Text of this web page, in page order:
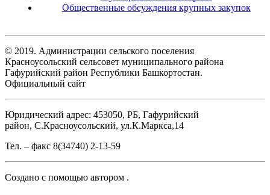
Общественные обсуждения крупных закупок
© 2019. Администрации сельского поселения
Красноусольский сельсовет муниципального района
Гафурийский район Республики Башкортостан.
Официальный сайт
Юридический адрес: 453050, РБ, Гафурийский
район, С.Красноусольский, ул.К.Маркса,14
Тел. – факс 8(34740) 2-13-59
Создано с помощью автором .